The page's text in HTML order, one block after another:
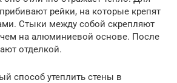
рейки, на которые крепят
Стыки между собой скрепляют
на алюминиевой основе. После
отделкой.
способ утеплить стены в